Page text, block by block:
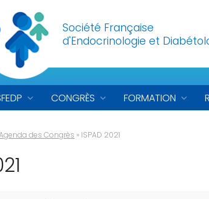
Société Française
d'Endocrinologie et
CONGRÈS FORMATION
des Congrès » ISPAD 2021